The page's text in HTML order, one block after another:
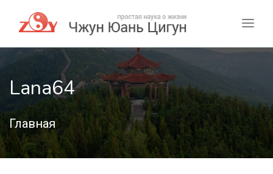
Lana64
Главная